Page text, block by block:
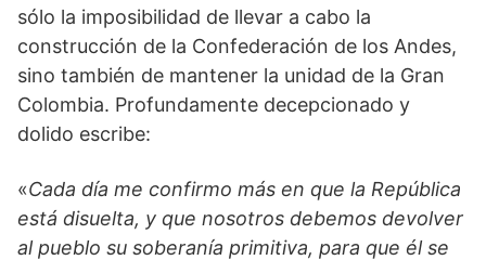
sólo la imposibilidad de llevar a cabo la
construcción de la Confederación de los Andes,
sino también de mantener la unidad de la Gran
Colombia. Profundamente decepcionado y
dolido escribe:
«Cada día me confirmo más en que la República
está disuelta, y que nosotros debemos devolver
al pueblo su soberanía primitiva, para que él se